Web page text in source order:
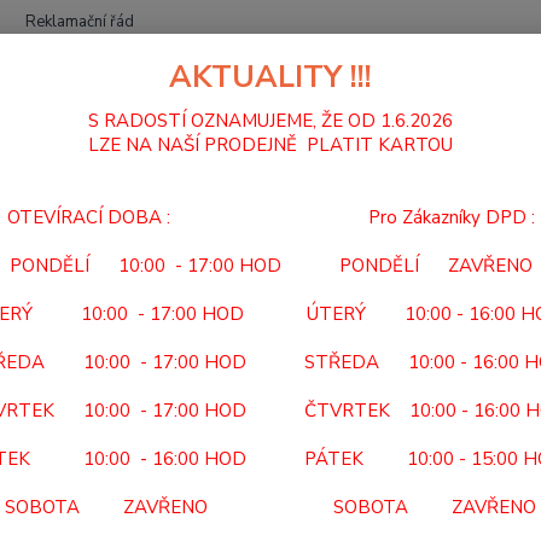
Reklamační řád
ČTYŘBODOVÉ
Kód
5 let
AKTUALITY !!!
S RADOSTÍ OZNAMUJEME, ŽE OD 1.6.2026
LZE NA NAŠÍ PRODEJNĚ PLATIT KARTOU
OTEVÍRACÍ DOBA : Pro Zákazníky DPD :
PONDĚLÍ 10:00 - 17:00 HOD PONDĚLÍ ZAVŘENO
10:00 - 17:00 HOD ÚTERÝ 10:00 - 16:00
10:00 - 17:00 HOD STŘEDA 10:00 - 16:00
10:00 - 17:00 HOD ČTVRTEK 10:00 - 16:00
10:00 - 16:00 HOD PÁTEK 10:00 - 15:00
SOBOTA ZAVŘENO SOBOTA ZAVŘENO